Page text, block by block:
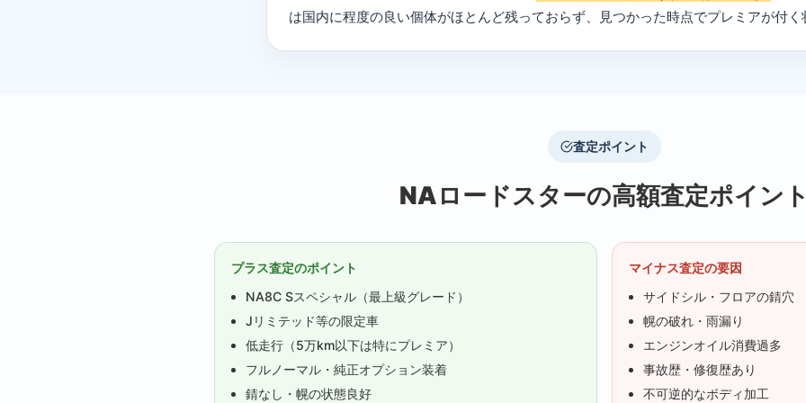
は国内に程度の良い個体がほとんど残っておらず、見つかった時点でプレミアが付く
査定ポイント
NAロードスターの高額査定ポイント
プラス査定のポイント
NA8C Sスペシャル（最上級グレード）
Jリミテッド等の限定車
低走行（5万km以下は特にプレミア）
フルノーマル・純正オプション装着
錆なし・幌の状態良好
マイナス査定の要因
サイドシル・フロアの錆穴
幌の破れ・雨漏り
エンジンオイル消費過多
事故歴・修復歴あり
不可逆的なボディ加工